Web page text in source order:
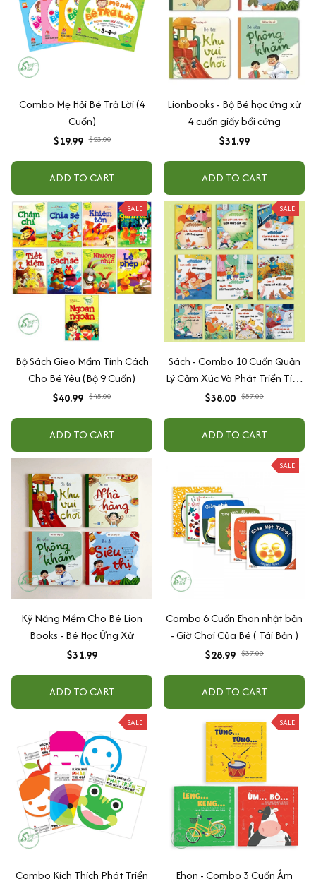
Combo Mẹ Hỏi Bé Trả Lời (4
Cuốn)
$19.99 $23.00
ADD TO CART
Lionbooks - Bộ Bé học ứng xử
4 cuốn giấy bồi cứng
$31.99
ADD TO CART
SALE
Bộ Sách Gieo Mầm Tính Cách
Cho Bé Yêu (Bộ 9 Cuốn)
$40.99 $45.00
ADD TO CART
SALE
Sách - Combo 10 Cuốn Quản
Lý Cảm Xúc Và Phát Triển Tính
Cách Cho Bé Từ 2 - 6 Tuổi
$38.00 $57.00
ADD TO CART
Kỹ Năng Mềm Cho Bé Lion
Books - Bé Học Ứng Xử
$31.99
ADD TO CART
SALE
Combo 6 Cuốn Ehon nhật bản
- Giờ Chơi Của Bé ( Tái Bản )
$28.99 $37.00
ADD TO CART
SALE
Combo Kích Thích Phát Triển
SALE
Ehon - Combo 3 Cuốn Âm